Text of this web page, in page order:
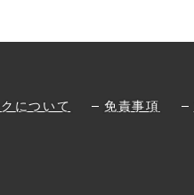
について 免責事項